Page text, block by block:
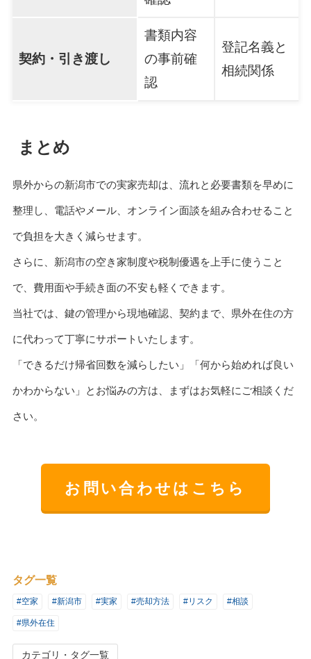
契約・引き渡し
書類内容
の事前確
認
登記名義と
相続関係
まとめ
県外からの新潟市での実家売却は、流れと必要書類を早めに
整理し、電話やメール、オンライン面談を組み合わせること
で負担を大きく減らせます。
さらに、新潟市の空き家制度や税制優遇を上手に使うこと
で、費用面や手続き面の不安も軽くできます。
当社では、鍵の管理から現地確認、契約まで、県外在住の方
に代わって丁寧にサポートいたします。
「できるだけ帰省回数を減らしたい」「何から始めれば良い
かわからない」とお悩みの方は、まずはお気軽にご相談くだ
さい。
お問い合わせはこちら
タグ一覧
#空家 #新潟市 #実家 #売却方法 #リスク #相談
#県外在住
カテゴリ・タグ一覧